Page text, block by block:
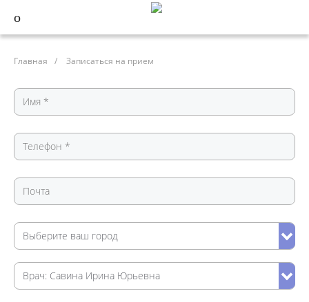
Главная / Записаться на прием